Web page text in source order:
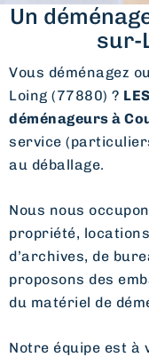
Un
sur-
Vous déménagez
Loing (77880) ?
déménageurs à
service
au déballage.
Nous nous
propriété,
d’archives, de
proposons des
du matériel de
Notre équipe est